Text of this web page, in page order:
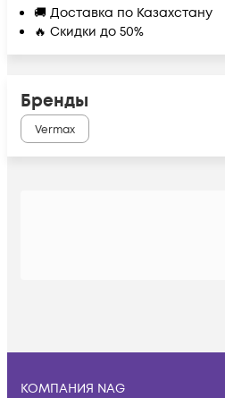
🚚 Доставка по Казахстану
🔥 Скидки до 50%
Бренды
Vermax
КОМПАНИЯ NAG